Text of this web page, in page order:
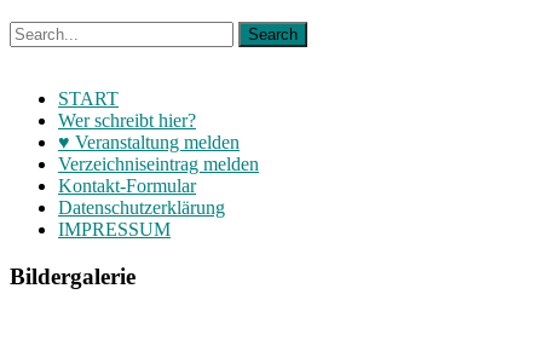
START
Wer schreibt hier?
♥ Veranstaltung melden
Verzeichniseintrag melden
Kontakt-Formular
Datenschutzerklärung
IMPRESSUM
Bildergalerie